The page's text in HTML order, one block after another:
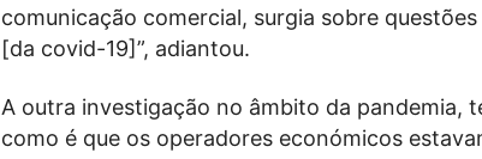
comunicação comercial, surgia sobre
[da covid-19]”, adiantou.
A outra investigação no âmbito da pandemia,
como é que os operadores económicos